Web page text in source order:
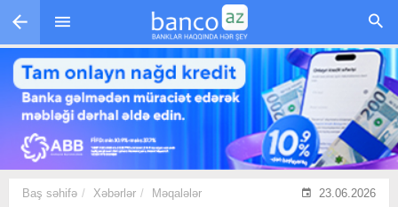
Skip to main content
Baş səhifə Xəbərlər Məqalələr 23.06.2026